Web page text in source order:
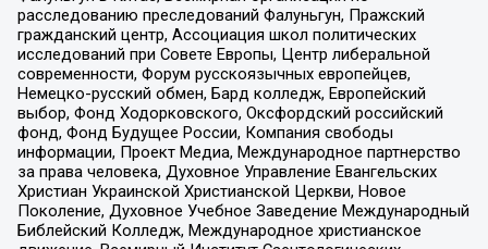
расследованию преследований Фалуньгун, Пражский
гражданский центр, Ассоциация школ политических
исследований при Совете Европы, Центр либеральной
современности, Форум русскоязычных европейцев,
Немецко-русский обмен, Бард колледж, Европейский
выбор, Фонд Ходорковского, Оксфордский российский
фонд, Фонд Будущее России, Компания свободы
информации, Проект Медиа, Международное партнерство
за права человека, Духовное Управление Евангельских
Христиан Украинской Христианской Церкви, Новое
Поколение, Духовное Учебное Заведение Международный
Библейский Колледж, Международное христианское